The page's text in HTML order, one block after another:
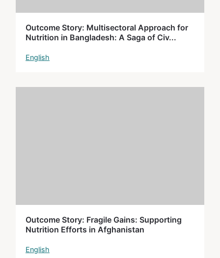
Outcome Story: Multisectoral Approach for
Nutrition in Bangladesh: A Saga of Civ...
English
Outcome Story: Fragile Gains: Supporting
Nutrition Efforts in Afghanistan
English